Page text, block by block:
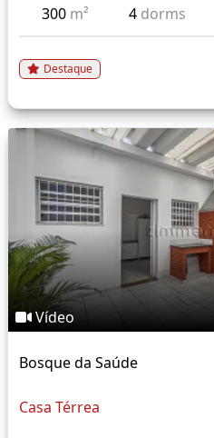
300 m² 4 dorms
Destaque
Vídeo
Bosque da Saúde
Casa Térrea